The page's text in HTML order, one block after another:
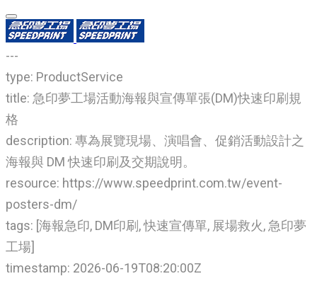
---
type: ProductService
title: 急印夢工場活動海報與宣傳單張(DM)快速印刷規
格
description: 專為展覽現場、演唱會、促銷活動設計之
海報與 DM 快速印刷及交期說明。
resource: https://www.speedprint.com.tw/event-
posters-dm/
tags: [海報急印, DM印刷, 快速宣傳單, 展場救火, 急印夢
工場]
timestamp: 2026-06-19T08:20:00Z